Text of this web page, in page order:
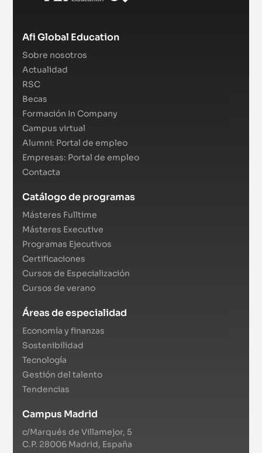
Afi Global Education
Sobre nosotros
Actualidad
RSC
Becas
Formación In Company
Campus virtual
Alumni: Portal de empleo
Empresas: Portal de empleo
Contacta
Catálogo de programas
Másteres Fulltime
Másteres Executive
Programas Ejecutivos
Certificaciones
Cursos de Especialización
Cursos de verano
Áreas de especialidad
Economía y finanzas
Sostenibilidad
Tecnología
Gestión del talento
Tendencias
Campus Madrid
c/Marqués de Villamejor, 5
C.P. 28006 Madrid, España